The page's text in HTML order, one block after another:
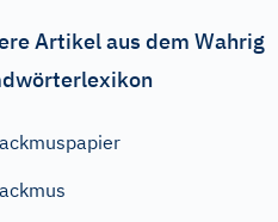
Artikel aus dem Wahrig